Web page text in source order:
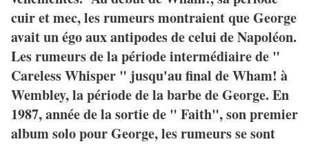
cuir et mec, les rumeurs montraient que George
avait un égo aux antipodes de celui de Napoléon.
Les rumeurs de la période intermédiaire de "
Careless Whisper " jusqu'au final de Wham! à
Wembley, la période de la barbe de George. En
1987, année de la sortie de " Faith", son premier
album solo pour George, les rumeurs se sont